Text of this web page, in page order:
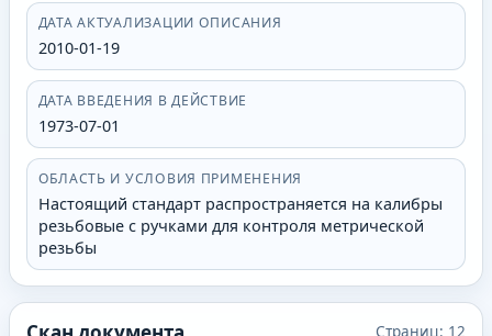
ДАТА АКТУАЛИЗАЦИИ ОПИСАНИЯ
2010-01-19
ДАТА ВВЕДЕНИЯ В ДЕЙСТВИЕ
1973-07-01
ОБЛАСТЬ И УСЛОВИЯ ПРИМЕНЕНИЯ
Настоящий стандарт распространяется на калибры
резьбовые с ручками для контроля метрической
резьбы
Страниц: 12